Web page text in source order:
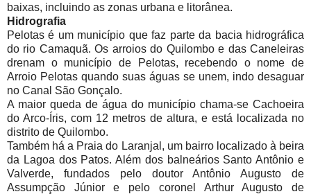
baixas, incluindo as zonas urbana e litorânea.
Hidrografia
Pelotas é um município que faz parte da bacia hidrográfica
do rio Camaquã. Os arroios do Quilombo e das Caneleiras
drenam o município de Pelotas, recebendo o nome de
Arroio Pelotas quando suas águas se unem, indo desaguar
no Canal São Gonçalo.
A maior queda de água do município chama-se Cachoeira
do Arco-Íris, com 12 metros de altura, e está localizada no
distrito de Quilombo.
Também há a Praia do Laranjal, um bairro localizado à beira
da Lagoa dos Patos. Além dos balneários Santo Antônio e
Valverde, fundados pelo doutor Antônio Augusto de
Assumpção Júnior e pelo coronel Arthur Augusto de